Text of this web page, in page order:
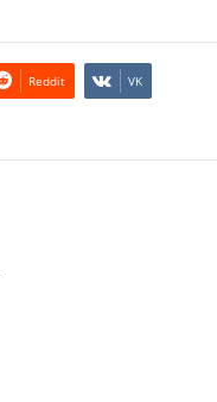
Reddit VK